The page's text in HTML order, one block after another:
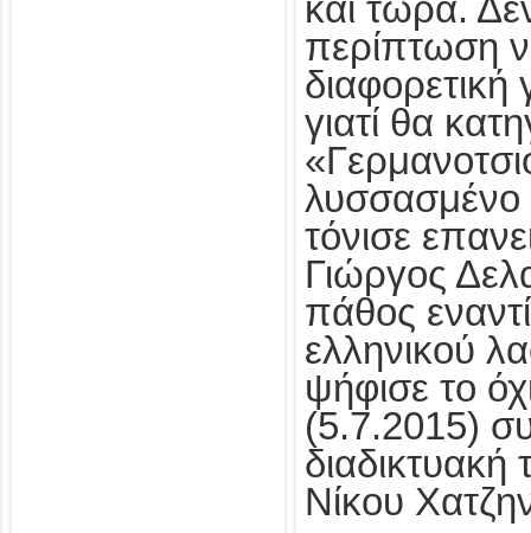
και τώρα.
περίπτωση
γιατί θα
τόνισε
Γιώργος
πάθος
ελληνικού
ψήφισε το
(5.7.2015)
Νίκου